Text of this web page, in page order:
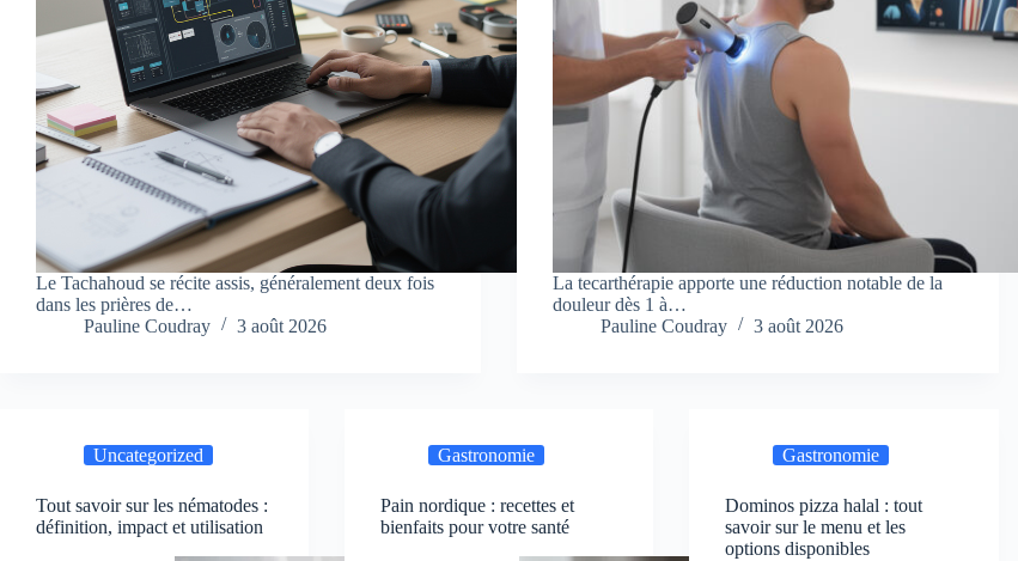
Le Tachahoud se récite assis, généralement deux fois
dans les prières de…
Pauline Coudray
3 août 2026
La tecarthérapie apporte une réduction notable de la
douleur dès 1 à…
Pauline Coudray
3 août 2026
Uncategorized
Tout savoir sur les nématodes :
définition, impact et utilisation
Gastronomie
Pain nordique : recettes et
bienfaits pour votre santé
Gastronomie
Dominos pizza halal : tout
savoir sur le menu et les
options disponibles